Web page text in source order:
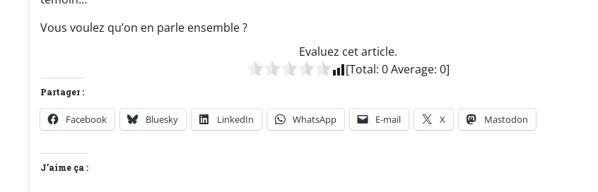
Vous voulez qu’on en parle ensemble ?
Evaluez cet article.
[Total: 0Average: 0]
Partager :
Facebook Bluesky LinkedIn WhatsApp E-mail X Mastodon
J’aime ça :